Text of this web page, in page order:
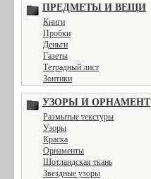
ПРЕДМЕТЫ И ВЕЩИ
Книги
Пробки
Деньги
Газеты
Тетрадный лист
Зонтики
УЗОРЫ И ОРНАМЕНТ
Размытые текстуры
Узоры
Краска
Орнаменты
Шотландская ткань
Звездные узоры